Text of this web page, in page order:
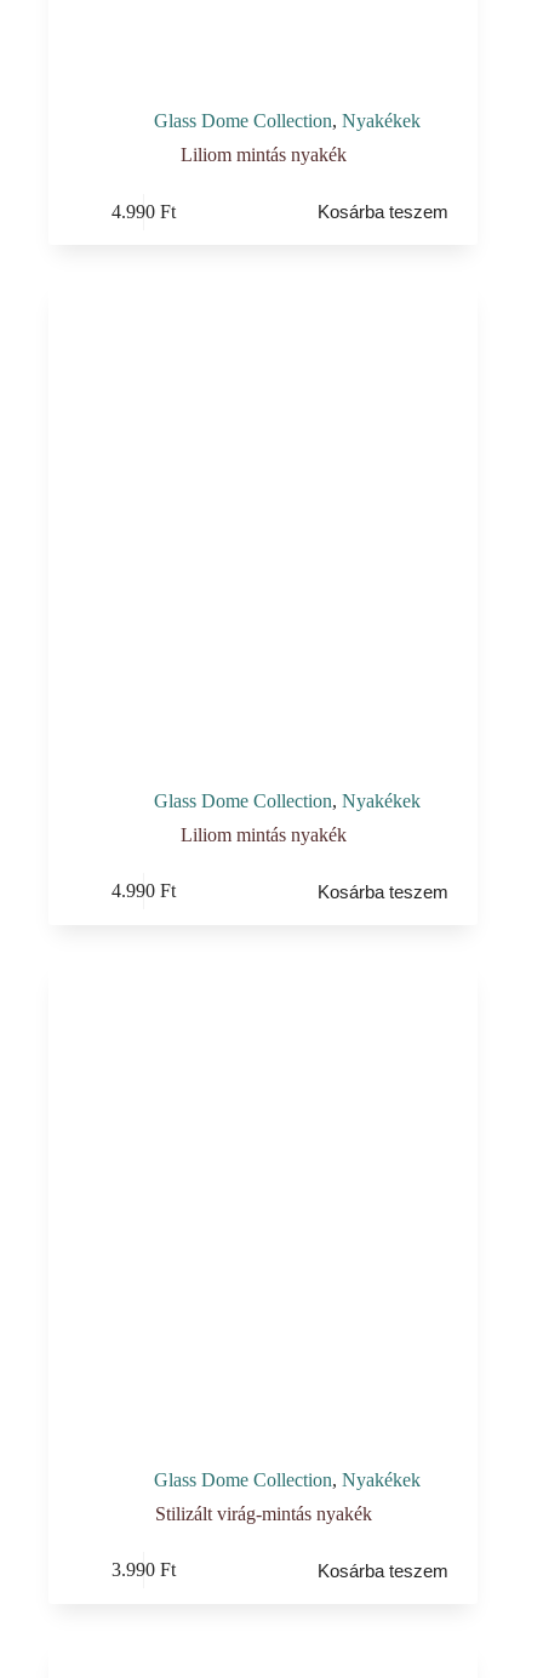
Glass Dome Collection,Nyakékek
Liliom mintás nyakék
4.990Ft Kosárba teszem
Glass Dome Collection,Nyakékek
Liliom mintás nyakék
4.990Ft Kosárba teszem
Glass Dome Collection,Nyakékek
Stilizált virág-mintás nyakék
3.990Ft Kosárba teszem